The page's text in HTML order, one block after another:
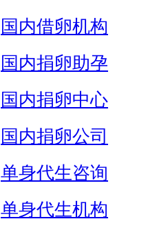
国内借卵机构
国内捐卵助孕
国内捐卵中心
国内捐卵公司
单身代生咨询
单身代生机构